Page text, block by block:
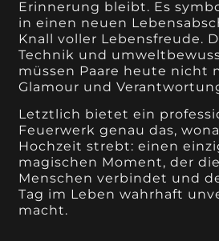
Erinnerung bleibt. Es
in einen neuen
Knall voller Lebensfreude.
Technik und
müssen Paare heute nicht
Glamour und
Letztlich bietet ein
Feuerwerk genau das,
Hochzeit strebt: einen
magischen Moment, der
Menschen verbindet und
Tag im Leben wahrhaft
macht.